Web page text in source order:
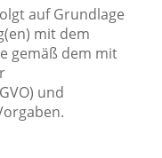
auf Grundlage
mit dem
gemäß dem mit
und